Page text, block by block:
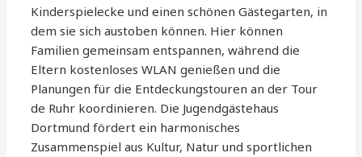
Kinderspielecke und einen schönen Gästegarten, in
dem sie sich austoben können. Hier können
Familien gemeinsam entspannen, während die
Eltern kostenloses WLAN genießen und die
Planungen für die Entdeckungstouren an der Tour
de Ruhr koordinieren. Die Jugendgästehaus
Dortmund fördert ein harmonisches
Zusammenspiel aus Kultur, Natur und sportlichen